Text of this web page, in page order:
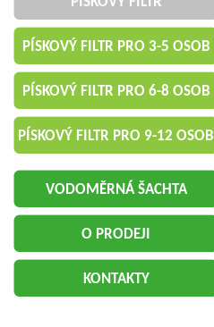
PÍSKOVÝ FILTR PRO 3-5 OSOB
PÍSKOVÝ FILTR PRO 6-8 OSOB
PÍSKOVÝ FILTR PRO 9-12 OSOB
VODOMĚRNÁ ŠACHTA
O PRODEJI
KONTAKTY